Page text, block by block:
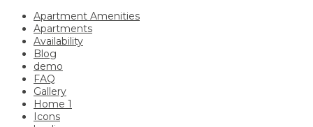
Apartment Amenities
Apartments
Availability
Blog
demo
FAQ
Gallery
Home 1
Icons